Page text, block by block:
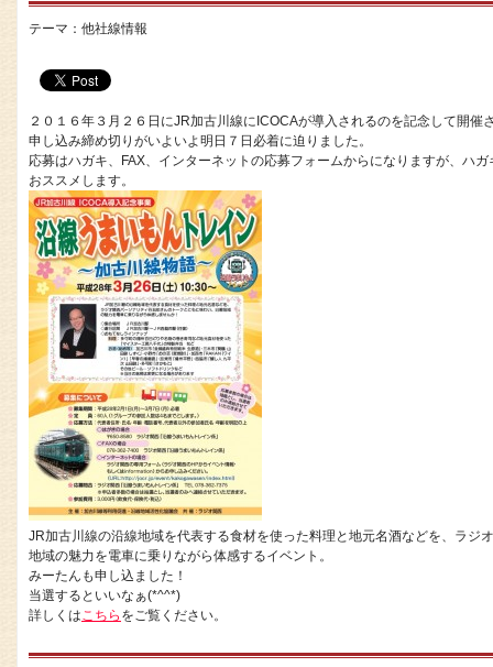
テーマ： 他社線情報
２０１６年３月２６日にJR加古川線にICOCAが導入されるのを記念して開催
申し込み締め切りがいよいよ明日７日必着に迫りました。
応募はハガキ、FAX、インターネットの応募フォームからになりますが、ハ
おススメします。
JR加古川線の沿線地域を代表する食材を使った料理と地元名酒などを、ラジ
地域の魅力を電車に乗りながら体感するイベント。
みーたんも申し込ました！
当選するといいなぁ(*^^*)
詳しくはこちら をご覧ください。